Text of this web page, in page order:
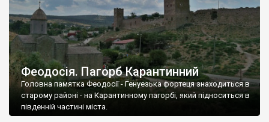
Феодосія. Пагорб Карантинний
Головна памятка Феодосії - Генуезька фортеця знаходиться в
старому районі - на Карантинному пагорбі, який підноситься в
південній частині міста.